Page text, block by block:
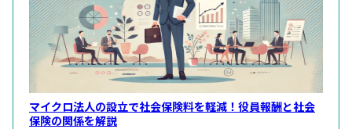
マイクロ法人の設立で社会保険料を軽減！役員報酬と社会
保険の関係を解説